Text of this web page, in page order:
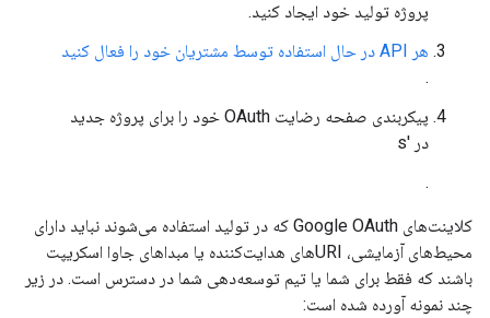
پروژه تولید خود ایجاد کنید.
هر API در حال استفاده توسط مشتریان خود را فعال کنید
.
پیکربندی صفحه رضایت OAuth خود را برای پروژه جدید
در 's
.
کلاینت‌های Google OAuth که در تولید استفاده می‌شوند نباید دارای
محیط‌های آزمایشی، URIهای هدایت‌کننده یا مبداهای جاوا اسکریپت
باشند که فقط برای شما یا تیم توسعه‌دهی شما در دسترس است. در زیر
چند نمونه آورده شده است: